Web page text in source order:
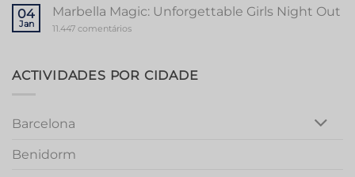
PartyParty
in
Vibrant
04
Jan
Marbella Magic: Unforgettable Girls Night Out
11.447 comentáriosem
Girls
Night
ACTIVIDADES POR CIDADE
Barcelona
Benidorm